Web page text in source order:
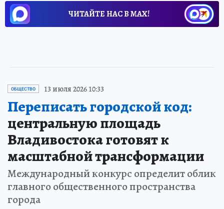
ЧИТАЙТЕ НАС В МАХ!
ОБЩЕСТВО 13 июля 2026 10:33
Переписать городской код:
центральную площадь
Владивостока готовят к
масштабной трансформации
Международный конкурс определит облик
главного общественного пространства
города